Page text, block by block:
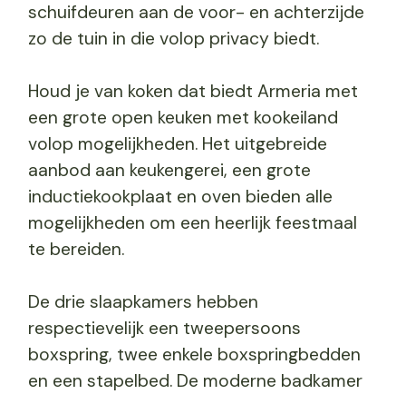
schuifdeuren aan de voor- en achterzijde
zo de tuin in die volop privacy biedt.
Houd je van koken dat biedt Armeria met
een grote open keuken met kookeiland
volop mogelijkheden. Het uitgebreide
aanbod aan keukengerei, een grote
inductiekookplaat en oven bieden alle
mogelijkheden om een heerlijk feestmaal
te bereiden.
De drie slaapkamers hebben
respectievelijk een tweepersoons
boxspring, twee enkele boxspringbedden
en een stapelbed. De moderne badkamer